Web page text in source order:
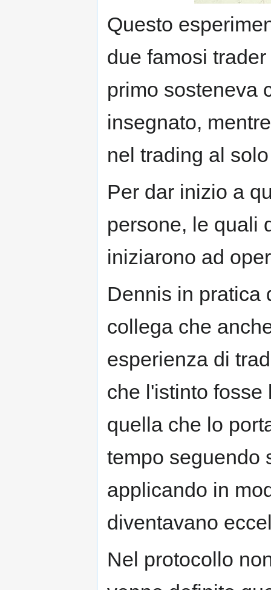
Questo
due famosi
primo sosteneva
insegnato,
nel trading al
Per dar inizio a
persone, le quali
iniziarono ad
Dennis in pratica
collega che
esperienza di
che l'istinto fosse
quella che lo
tempo seguendo
applicando in
diventavano
Nel protocollo